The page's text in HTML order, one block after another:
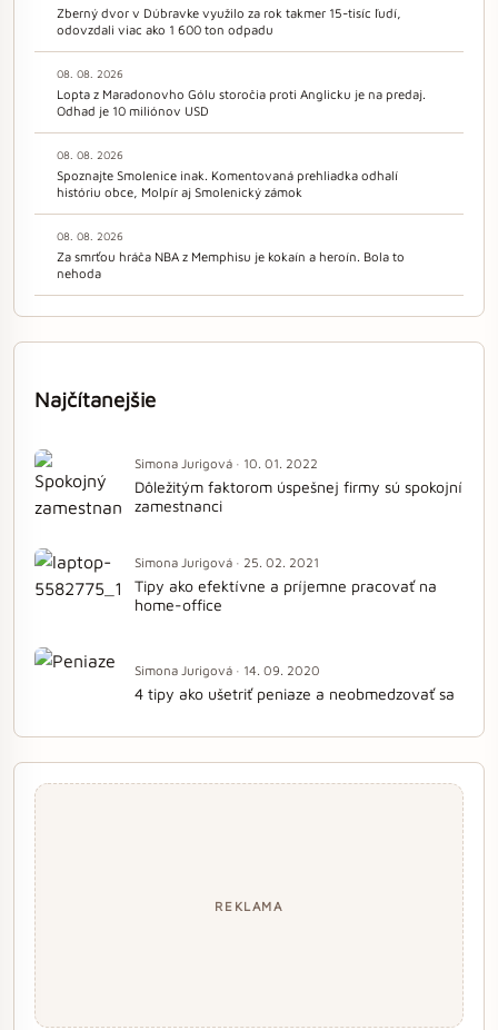
Zberný dvor v Dúbravke využilo za rok takmer 15-tisíc ľudí,
odovzdali viac ako 1 600 ton odpadu
08. 08. 2026
Lopta z Maradonovho Gólu storočia proti Anglicku je na predaj.
Odhad je 10 miliónov USD
08. 08. 2026
Spoznajte Smolenice inak. Komentovaná prehliadka odhalí
históriu obce, Molpír aj Smolenický zámok
08. 08. 2026
Za smrťou hráča NBA z Memphisu je kokaín a heroín. Bola to
nehoda
Najčítanejšie
Simona Jurigová · 10. 01. 2022
Dôležitým faktorom úspešnej firmy sú spokojní
zamestnanci
Simona Jurigová · 25. 02. 2021
Tipy ako efektívne a príjemne pracovať na
home-office
Simona Jurigová · 14. 09. 2020
4 tipy ako ušetriť peniaze a neobmedzovať sa
REKLAMA